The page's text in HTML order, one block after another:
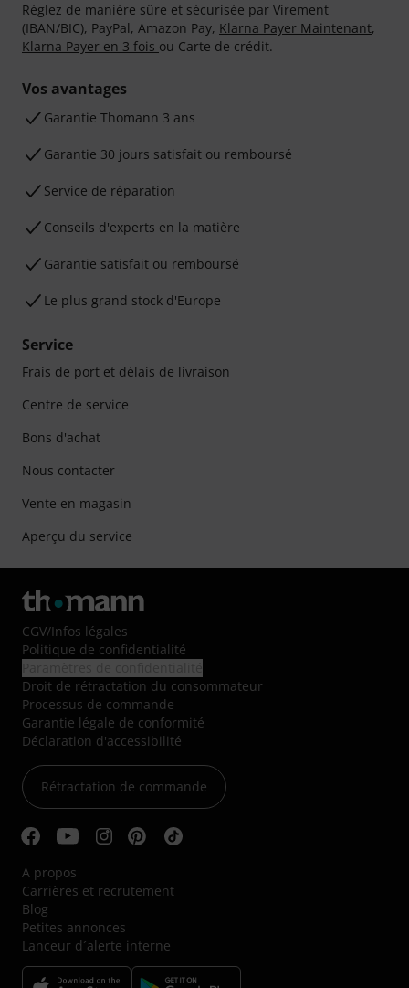
Réglez de manière sûre et sécurisée par Virement
(IBAN/BIC), PayPal, Amazon Pay, Klarna Payer Maintenant,
Klarna Payer en 3 fois ou Carte de crédit.
Vos avantages
Ga­ran­tie Thomann 3 ans
Garantie 30 jours satisfait ou remboursé
Service de réparation
Conseils d'experts en la matière
Garantie satisfait ou remboursé
Le plus grand stock d'Europe
Service
Frais de port et délais de livraison
Centre de service
Bons d'achat
Nous contacter
Vente en magasin
Aperçu du service
CGV/Infos légales
Politique de confidentialité
Droit de rétractation du consommateur
Processus de commande
Garantie légale de conformité
Déclaration d'accessibilité
Rétractation de commande
A propos
Carrières et recrutement
Blog
Petites annonces
Lanceur d´alerte interne